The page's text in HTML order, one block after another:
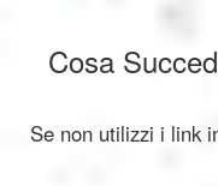
Cosa
Se non utilizzi i link